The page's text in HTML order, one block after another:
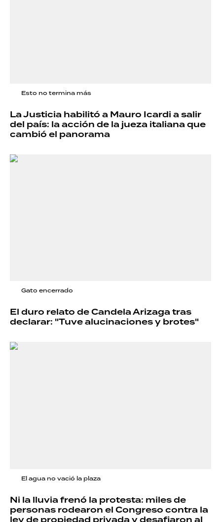
Esto no termina más
La Justicia habilitó a Mauro Icardi a salir
del país: la acción de la jueza italiana que
cambió el panorama
Gato encerrado
El duro relato de Candela Arizaga tras
declarar: "Tuve alucinaciones y brotes"
El agua no vació la plaza
Ni la lluvia frenó la protesta: miles de
personas rodearon el Congreso contra la